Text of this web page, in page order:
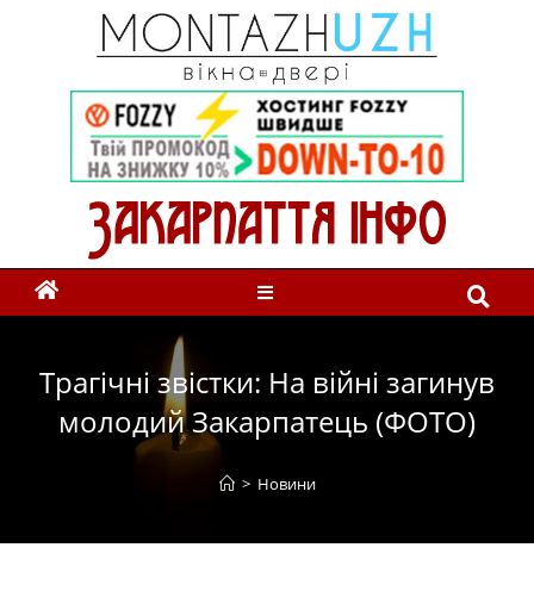
Трагічні звістки: На війні загинув
молодий Закарпатець (ФОТО)
> Новини